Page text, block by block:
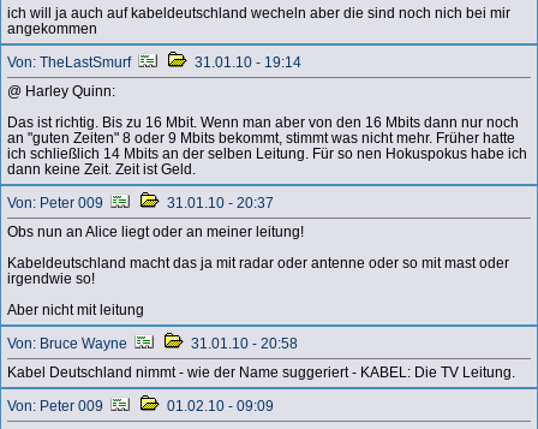
ich will ja auch auf kabeldeutschland wecheln aber die sind noch nich bei mir
angekommen
Von: TheLastSmurf
31.01.10 - 19:14
@ Harley Quinn:
Das ist richtig. Bis zu 16 Mbit. Wenn man aber von den 16 Mbits dann nur noch
an "guten Zeiten" 8 oder 9 Mbits bekommt, stimmt was nicht mehr. Früher hatte
ich schließlich 14 Mbits an der selben Leitung. Für so nen Hokuspokus habe ich
dann keine Zeit. Zeit ist Geld.
Von: Peter 009
31.01.10 - 20:37
Obs nun an Alice liegt oder an meiner leitung!
Kabeldeutschland macht das ja mit radar oder antenne oder so mit mast oder
irgendwie so!
Aber nicht mit leitung
Von: Bruce Wayne
31.01.10 - 20:58
Kabel Deutschland nimmt - wie der Name suggeriert - KABEL: Die TV Leitung.
Von: Peter 009
01.02.10 - 09:09